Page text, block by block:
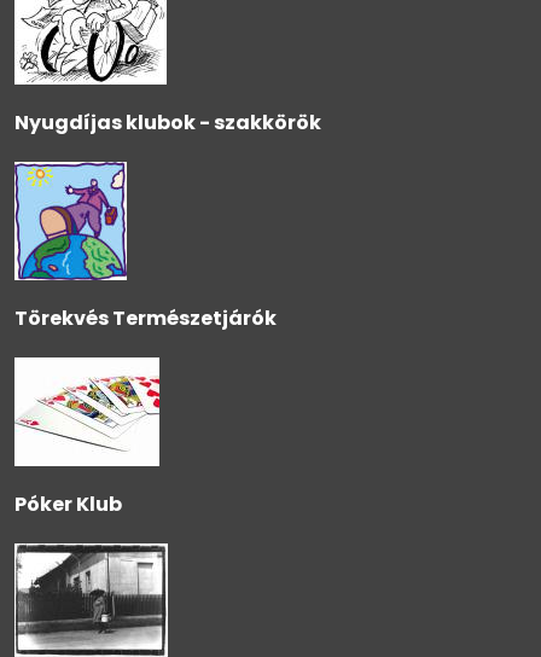
Nyugdíjas klubok - szakkörök
Törekvés Természetjárók
Póker Klub